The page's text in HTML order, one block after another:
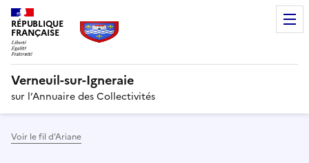
RÉPUBLIQUE
FRANÇAISE
Verneuil-sur-Igneraie
sur l’Annuaire des Collectivités
Voir le fil d’Ariane